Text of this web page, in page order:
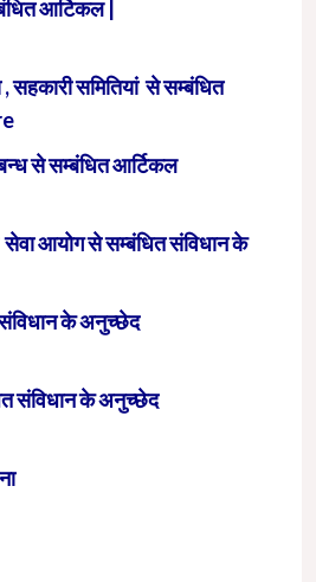
से सम्बंधित आर्टिकल |
सहकारी समितियां से सम्बंधित
सम्बन्ध से सम्बंधित आर्टिकल
आयोग से सम्बंधित संविधान के
संविधान के अनुच्छेद
संविधान के अनुच्छेद
की प्रस्तावना